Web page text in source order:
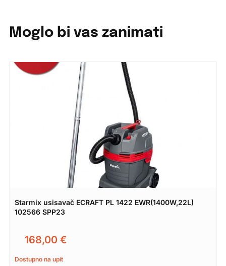
Moglo bi vas zanimati
Starmix usisavač ECRAFT PL 1422 EWR(1400W,22L)
102566 SPP23
168,00 €
Dostupno na upit